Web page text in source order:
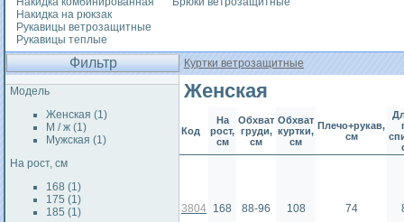
Накидка на рюкзак
Рукавицы ветрозащитные
Рукавицы теплые
Фильтр Куртки ветрозащитные
Модель
Женская (1)
М / ж (1)
Мужская (1)
На рост, см
168 (1)
175 (1)
185 (1)
Женская
Код
На
рост,
см
Обхват
груди,
см
Обхват
куртки,
см
Плечо+рукав,
см
3804 168 88-96 108 74